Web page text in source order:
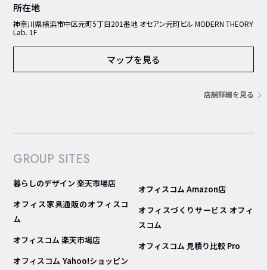
所在地
神奈川県横浜市中区元町5丁⽬201番地 オセアン元町ビル MODERN THEORY
Lab. 1F
マップを見る
店舗詳細を見る
GROUP SITES
暮らしのデザイン 楽天市場店
オフィス家具通販のオフィスコ
ム
オフィスコム 楽天市場店
オフィスコム Yahoo!ショッピン
オフィスコム Amazon店
オフィスづくりサービス オフィ
スコム
オフィスコム 見積り比較 Pro